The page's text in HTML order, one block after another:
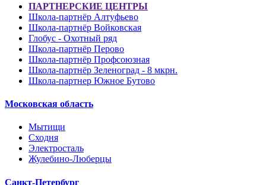
ПАРТНЕРСКИЕ ЦЕНТРЫ
Школа-партнёр Алтуфьево
Школа-партнёр Войковская
Глобус - Охотный ряд
Школа-партнёр Перово
Школа-партнёр Профсоюзная
Школа-партнёр Зеленоград - 8 мкрн.
Школа-партнер Южное Бутово
Московская область
Мытищи
Сходня
Электросталь
Жулебино-Люберцы
Санкт-Петербург